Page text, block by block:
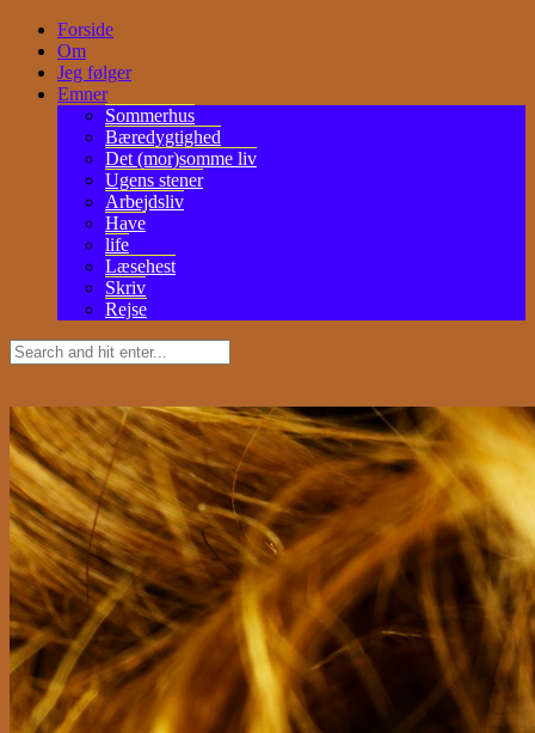
Forside
Om
Jeg følger
Emner
Sommerhus
Bæredygtighed
Det (mor)somme liv
Ugens stener
Arbejdsliv
Have
life
Læsehest
Skriv
Rejse